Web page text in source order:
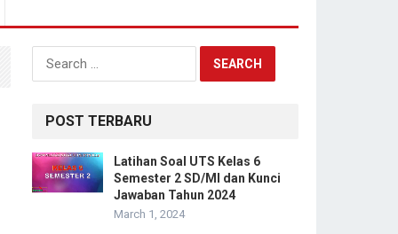
Search
for:
POST TERBARU
Latihan Soal UTS Kelas 6
Semester 2 SD/MI dan Kunci
Jawaban Tahun 2024
March 1, 2024